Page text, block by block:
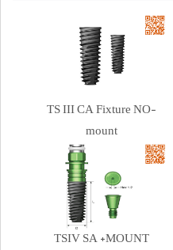
TS III CA Fixture NO-
mount
TSIV SA +MOUNT